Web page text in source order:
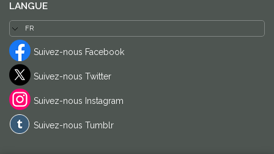
LANGUE
Suivez-nous Facebook
Suivez-nous Twitter
Suivez-nous Instagram
Suivez-nous Tumblr